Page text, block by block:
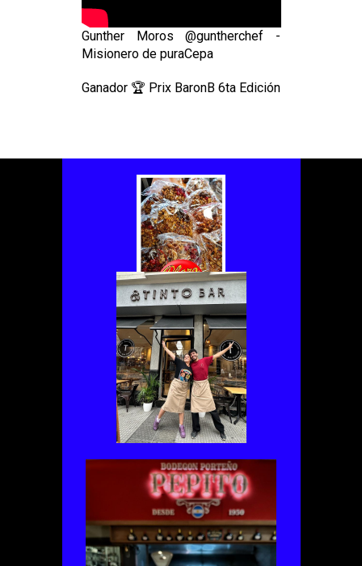
Gunther Moros @guntherchef -
Misionero de puraCepa
Ganador 🏆 Prix BaronB 6ta Edición